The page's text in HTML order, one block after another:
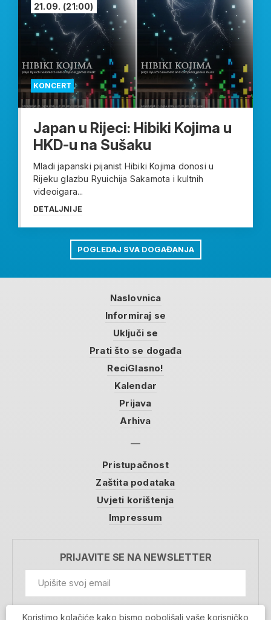
KONCERT
21.09. (21:00)
Japan u Rijeci: Hibiki Kojima u
HKD-u na Sušaku
Mladi japanski pijanist Hibiki Kojima donosi u
Rijeku glazbu Ryuichija Sakamota i kultnih
videoigara...
DETALJNIJE
POGLEDAJ SVA DOGAĐANJA
Naslovnica
Informiraj se
Uključi se
Prati što se događa
ReciGlasno!
Kalendar
Prijava
Arhiva
Pristupačnost
Zaštita podataka
Uvjeti korištenja
Impressum
PRIJAVITE SE NA NEWSLETTER
Koristimo kolačiće kako bismo poboljšali vaše korisničko